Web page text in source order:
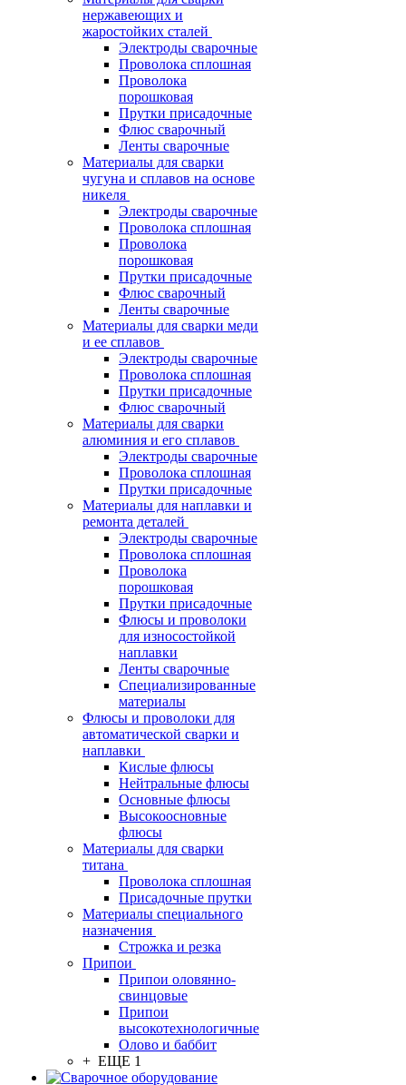
нержавеющих и
жаростойких сталей
Электроды сварочные
Проволока сплошная
Проволока
порошковая
Прутки присадочные
Флюс сварочный
Ленты сварочные
Материалы для сварки
чугуна и сплавов на основе
никеля
Электроды сварочные
Проволока сплошная
Проволока
порошковая
Прутки присадочные
Флюс сварочный
Ленты сварочные
Материалы для сварки меди
и ее сплавов
Электроды сварочные
Проволока сплошная
Прутки присадочные
Флюс сварочный
Материалы для сварки
алюминия и его сплавов
Электроды сварочные
Проволока сплошная
Прутки присадочные
Материалы для наплавки и
ремонта деталей
Электроды сварочные
Проволока сплошная
Проволока
порошковая
Прутки присадочные
Флюсы и проволоки
для износостойкой
наплавки
Ленты сварочные
Специализированные
материалы
Флюсы и проволоки для
автоматической сварки и
наплавки
Кислые флюсы
Нейтральные флюсы
Основные флюсы
Высокоосновные
флюсы
Материалы для сварки
титана
Проволока сплошная
Присадочные прутки
Материалы специального
назначения
Строжка и резка
Припои
Припои оловянно-
свинцовые
Припои
высокотехнологичные
Олово и баббит
+ ЕЩЕ 1